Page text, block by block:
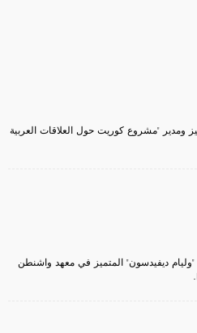
ومدير "مشروع كوريت حول العلاقات العربية
ديفيدسون" المتميز في معهد واشنطن